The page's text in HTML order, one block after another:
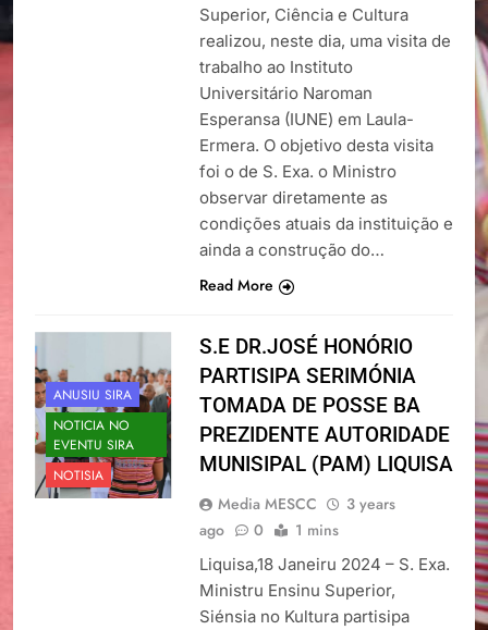
Superior, Ciência e Cultura
realizou, neste dia, uma visita de
trabalho ao Instituto
Universitário Naroman
Esperansa (IUNE) em Laula-
Ermera. O objetivo desta visita
foi o de S. Exa. o Ministro
observar diretamente as
condições atuais da instituição e
ainda a construção do…
Read More
ANUSIU SIRA
NOTICIA NO
EVENTU SIRA
NOTISIA
S.E DR.JOSÉ HONÓRIO
PARTISIPA SERIMÓNIA
TOMADA DE POSSE BA
PREZIDENTE AUTORIDADE
MUNISIPAL (PAM) LIQUISA
Media MESCC
3 years
ago
0 1 mins
Liquisa,18 Janeiru 2024 – S. Exa.
Ministru Ensinu Superior,
Siénsia no Kultura partisipa